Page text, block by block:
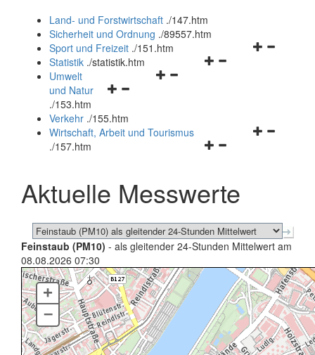
und
schließen
Land- und Forstwirtschaft ./147.htm
Sicherheit und Ordnung ./89557.htm
Navigationsmenü
Sport und Freizeit ./151.htm
Navigationsmenü
Statistik ./statistik.htm
Navigationsmenü
und
schließen
Umwelt
und Natur
./153.htm
Verkehr ./155.htm
Navigationsmenü
schließen
Wirtschaft, Arbeit und Tourismus
./157.htm
Aktuelle Messwerte
Feinstaub (PM10) - als gleitender 24-Stunden Mittelwert am
08.08.2026 07:30
+
–